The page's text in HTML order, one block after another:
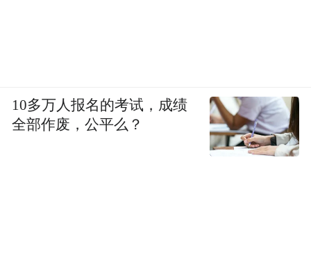
10多万人报名的考试，成绩
全部作废，公平么？